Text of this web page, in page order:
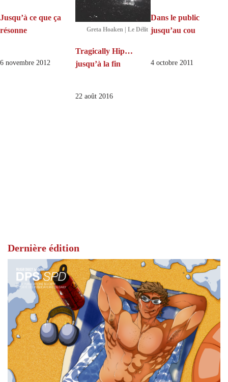
Jusqu’à ce que ça
résonne
6 novembre 2012
Greta Hoaken | Le Délit
Tragically Hip…
jusqu’à la fin
22 août 2016
Dans le public
jusqu’au cou
4 octobre 2011
Dernière édition